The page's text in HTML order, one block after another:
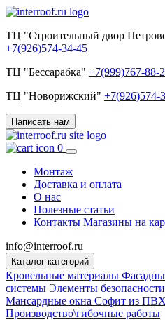
ТЦ "Строительный двор
+7(926)574-34-45
ТЦ "Бессарабка" +7(999)767-88-
ТЦ "Новорижский" +7(926)574-
Написать нам
0
Монтаж
Доставка и оплата
О нас
Полезные статьи
Контакты Магазины на
info@interroof.ru
Каталог категорий
Кровельные материалы
системы Элементы безопасности
Мансардные окна Софит из
Производство\гибочные работы